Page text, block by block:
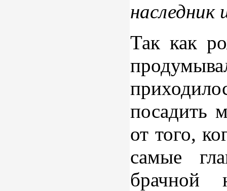
Так как
посадить
от того,
самые
брачной